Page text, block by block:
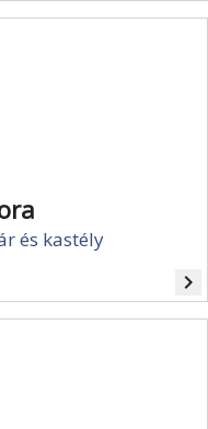
és kastély
navigate_next